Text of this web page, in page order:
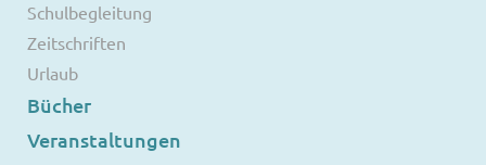
Schulbegleitung
Zeitschriften
Urlaub
Bücher
Veranstaltungen